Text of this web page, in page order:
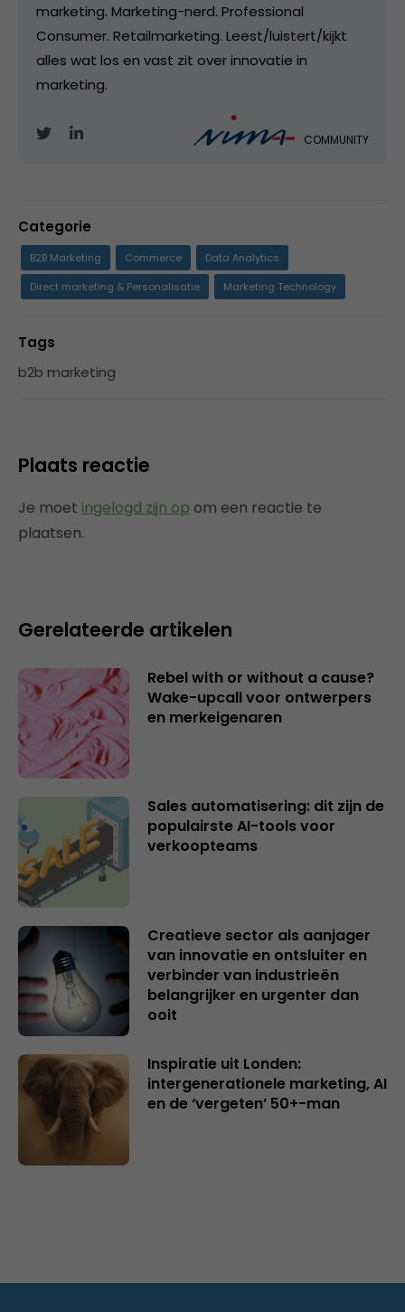
marketing. Marketing-nerd. Professional
Consumer. Retailmarketing. Leest/luistert/kijkt
alles wat los en vast zit over innovatie in
marketing.
COMMUNITY
Categorie
B2B Marketing Commerce
Data Analytics
Direct marketing & Personalisatie
Marketing Technology
Tags
b2b marketing
Plaats reactie
Je moet ingelogd zijn op om een reactie te
plaatsen.
Gerelateerde artikelen
Rebel with or without a cause?
Wake-upcall voor ontwerpers
en merkeigenaren
Sales automatisering: dit zijn de
populairste AI-tools voor
verkoopteams
Creatieve sector als aanjager
van innovatie en ontsluiter en
verbinder van industrieën
belangrijker en urgenter dan
ooit
Inspiratie uit Londen:
intergenerationele marketing, AI
en de ‘vergeten’ 50+-man